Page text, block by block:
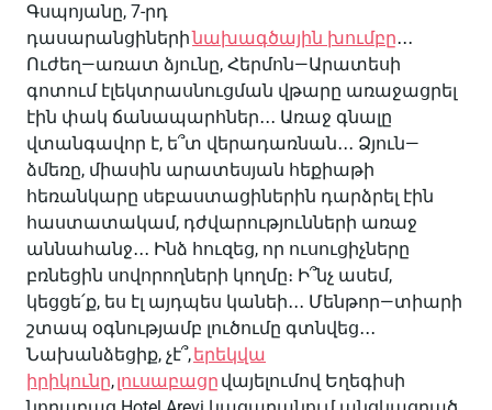
Գսպոյանը, 7-րդ
դասարանցիներինախագծային խումբը․․․
Ուժեղ—առատ ձյունը, Հերմոն—Արատեսի
գոտում էլեկտրասնուցման վթարը առաջացրել
էին փակ ճանապարհներ․․․ Առաջ գնալը
վտանգավոր է, ե՞տ վերադառնան․․․ Ձյուն—
ձմեռը, միասին արատեսյան հեքիաթի
հեռանկարը սեբաստացիներին դարձրել էին
հաստատակամ, դժվարությունների առաջ
աննահանջ․․․ Ինձ հուզեց, որ ուսուցիչները
բռնեցին սովորողների կողմը։ Ի՞նչ ասեմ,
կեցցե՛ք, ես էլ այդպես կանեի․․․ Մենթոր—տիարի
շտապ օգնությամբ լուծումը գտնվեց․․․
Նախանձեցիք, չէ՞,երեկվա
իրիկունը,լուսաբացը վայելումով Եղեգիսի